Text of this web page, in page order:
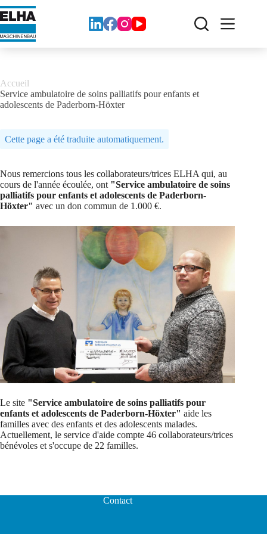
Skip
to
content
Accueil
Service ambulatoire de soins palliatifs pour enfants et
adolescents de Paderborn-Höxter
Cette page a été traduite automatiquement.
Nous remercions tous les collaborateurs/trices ELHA qui, au
cours de l'année écoulée, ont "Service ambulatoire de soins
palliatifs pour enfants et adolescents de Paderborn-
Höxter" avec un don commun de 1.000 €.
Le site "Service ambulatoire de soins palliatifs pour
enfants et adolescents de Paderborn-Höxter" aide les
familles avec des enfants et des adolescents malades.
Actuellement, le service d'aide compte 46 collaborateurs/trices
bénévoles et s'occupe de 22 familles.
Contact